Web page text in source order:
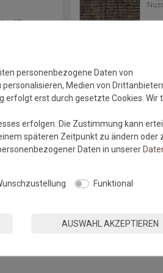
Klima,
personenbezogene Daten von
Medien von
erst durch gesetzte Cookies. Wir
erfolgen. Die Zustimmung kann
späteren Zeitpunkt zu ändern oder
Daten in unserer
Funktional
AUSWAHL AKZEPTIEREN